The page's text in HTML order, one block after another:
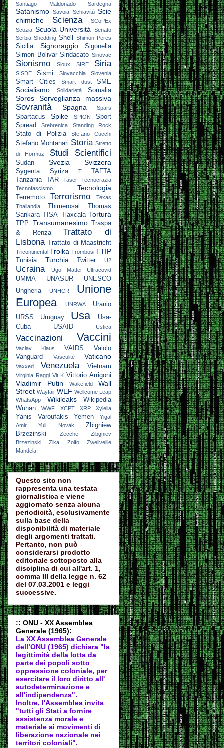
Santiago Maldonado Sardegna
Satanismo Savoia Schiavitù Scie
chimiche
Scienza
SCoPEx
Scozia Scuola-Università
Senato
Serbia Shedding Shell Shimon Peres
Sicilia Signoraggio
Sigonella
Simon Bolivar Sindacato Sinovac
Sionismo Sioux SIRE Siria
SISDE Sismi Slovacchia Slovenia
Smart Cities Smart dust SME
Socialismo Solidarietà Somalia
Soros Sorveglianza massiva
Sovranità Spagna Spars
Spartacus Spike SPION
Sport
Spread
Srebrenica Standing Rock
Stato di Polizia Stefano Cucchi
Stefano Montanari Storia Stretto
di Hormuz
Studi Scientifici
Sudan Svezia Svizzera
Sygenta Syriza T
TAFTA
Tanzania
TAR Taser
Tecnocrazia
Tecnofascismo
Tecnologia
Terremoto Terrorismo
Texas
Thailandia
Thimerosal
Thomas
Sankara
TISA Tlaxcala Tortura
TPP Transumanesimo
Traspa
& Renza
Trattato di
Lisbona
Trattato di Maastricht
Tricontinental Troika Trombosi TTIP
Tunisia Turchia Twitter U2
Ucraina Ugo Mattei Ultracovid
UMMA UNASUR
UNESCO
Ungheria
UNHCR
Unione
Europea
UNRWA
Uranio
URSS
Uruguay Usa
Usa-
Cuba
USAID Ustica
Vaccinazioni Vaccini
Vaclav Klaus VAIDS
Vaiolo
Vanguard
Vasculite Vaticano
Vaxxed Venezuela Vietnam
Virginia Raggi Vit K Vittorio Arrigoni
Vladimir Putin Wakefield
Wall
Street Wayfair WEF Wellcome Leap
WhatsApp
Wikileaks
Wikipedia
Wuhan
WWF XCPT XRP Xylella
Yanis Varoufakis Yemen
Yigal
Amir
Yuli Novak
Zbigniew
Brzezinski
Zecche
Zibgniev
Brzezinski
Zika Zolfo
Zwelivelile
Mandela
Questo sito non
rappresenta una testata
giornalistica e viene
aggiornato senza alcuna
periodicità, esclusivamente
sulla base della
disponibilità di materiale
degli argomenti trattati.
Pertanto, non può
considerarsi prodotto
editoriale sottoposto alla
disciplina di cui all'art. 1,
comma III della legge n. 62
del 07.03.2001 e leggi
successive.
:: ONU - XX Assemblea
Generale (1965):
La XX Assemblea Generale
dell’ONU (1965) dichiara "la
legittimità della lotta da
parte dei popoli sotto
oppressione coloniale, per
esercitare il loro diritto all'
autodeterminazione e
all'indipendenza".
Inoltre, l'Assemblea invita
"tutti gli Stati a fornire
assistenza morale e
materiale ai movimenti di
liberazione nazionale nei
territori coloniali".